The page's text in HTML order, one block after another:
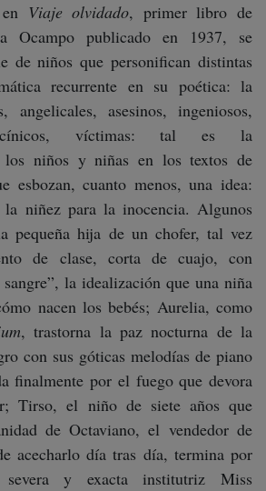
Viaje olvidado, primer libro de
Ocampo publicado en 1937, se
de niños que personifican distintas
recurrente en su poética: la
angelicales, asesinos, ingeniosos,
cínicos, víctimas: tal es la
los niños y niñas en los textos de
esbozan, cuanto menos, una idea:
niñez para la inocencia. Algunos
pequeña hija de un chofer, tal vez
de clase, corta de cuajo, con
sangre”, la idealización que una niña
nacen los bebés; Aurelia, como
, trastorna la paz nocturna de la
con sus góticas melodías de piano
finalmente por el fuego que devora
Tirso, el niño de siete años que
de Octaviano, el vendedor de
acecharlo día tras día, termina por
y exacta institutriz Miss